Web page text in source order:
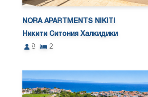
NORA APARTMENTS NIKITI
Никити Ситония Халкидики
8
2